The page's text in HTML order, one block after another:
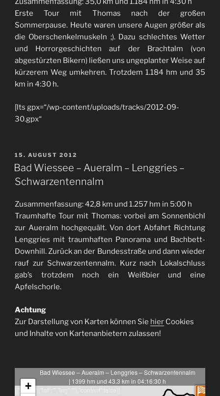
Erste Tour mit Thomas nach der großen
Sommerpause. Heute waren unsere Augen größer als
die Oberschenkelmuskeln ;). Dazu schlechtes Wetter
und Horrorgeschichten auf der Brachtalm (von
abgestürzten Bikern) ließen uns ungeplanter Weise auf
kürzerem Weg umkehren. Trotzdem 1.184 hm und 35
km in 4:30 h.
[lts gpx=“/wp-content/uploads/tracks/2012-09-
30.gpx“
VERÖFFENTLICHT
AM
15. AUGUST 2012
Bad Wiessee – Aueralm – Lenggries –
Schwarzentennalm
Zusammenfassung: 42,8 km und 1.257 hm in 5:00 h
Traumhafte Tour mit Thomas: vorbei am Sonnenbichl
zur Aueralm hochgequält. Von dort Abfahrt Richtung
Lenggries mit traumhaften Panorama und Bachbett-
Downhill. Zurück an der Bundesstraße und dann wieder
rauf zur Schwarzentennalm. Kurz nach Lokalschluss
gab’s trotzdem noch ein Weißbier und eine
Apfelschorle.
Achtung
Zur Darstellung von Karten können Sie hier Cookies
und Inhalte von Kartenanbietern zulassen!
Bad Wiessee – Aueralm – Lenggries – Schwarzentennalm
| 1399 hm und 43.3 km in 04:16:30 h
[{"latlng":{"lat":"","lng":""},"content":false}]
+